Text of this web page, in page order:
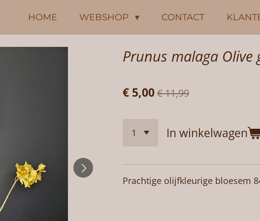
HOME WEBSHOP CONTACT
Prunus malaga Olive
€ 5,00€ 11,99
In winkelwagen
Prachtige olijfkleurige bloesem